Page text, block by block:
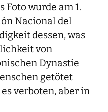
wurde am 1.
Nacional del
dessen, was
von
Dynastie
getötet
verboten, aber in